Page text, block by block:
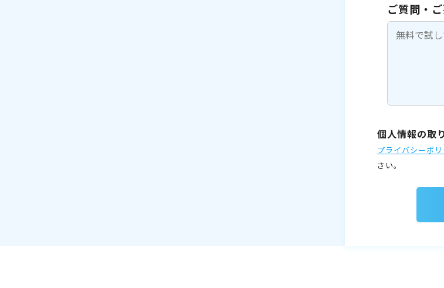
ご質問・
個人情報の取
プライバシーポ
さい。